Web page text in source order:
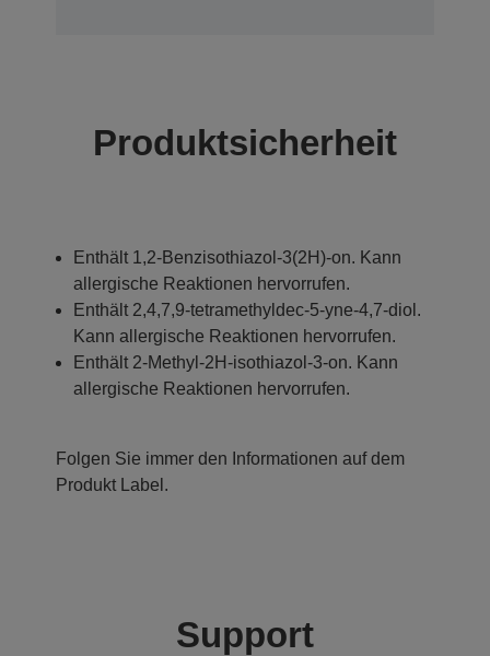
Produktsicherheit
Enthält 1,2-Benzisothiazol-3(2H)-on. Kann
allergische Reaktionen hervorrufen.
Enthält 2,4,7,9-tetramethyldec-5-yne-4,7-diol.
Kann allergische Reaktionen hervorrufen.
Enthält 2-Methyl-2H-isothiazol-3-on. Kann
allergische Reaktionen hervorrufen.
Folgen Sie immer den Informationen auf dem
Produkt Label.
Support